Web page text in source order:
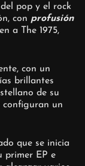
pop y el rock
con profusión
a The 1975,
con un
brillantes
de su
configuran un
que se inicia
primer EP e